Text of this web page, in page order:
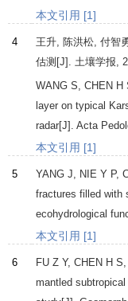
本文引用 [1]
4
王升, 陈洪松, 付智
估测[J]. 土壤学报
WANG S CHEN H
layer on typical
radar[J]. Acta
本文引用 [1]
5 YANG J NIE Y P,
fractures filled with
ecohydrological
本文引用 [1]
6 FU Z Y, CHEN H S
mantled